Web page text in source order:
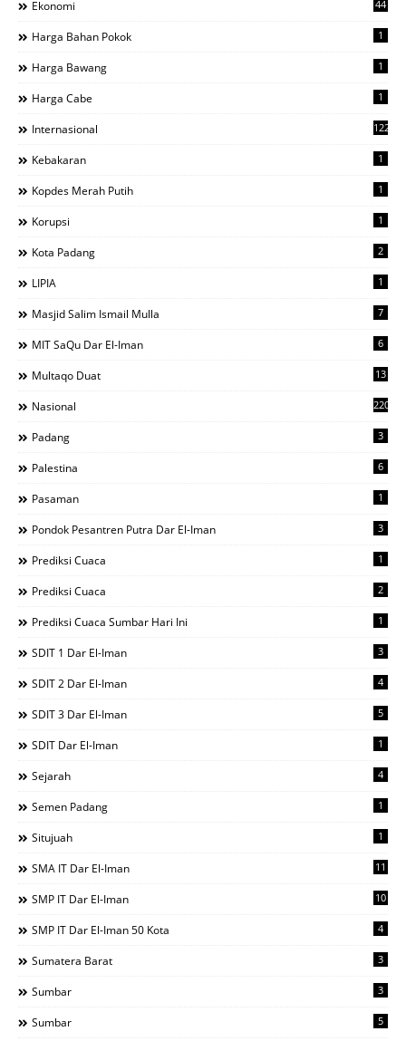
Ekonomi 44
Harga Bahan Pokok 1
Harga Bawang 1
Harga Cabe 1
Internasional 122
Kebakaran 1
Kopdes Merah Putih 1
Korupsi 1
Kota Padang 2
LIPIA 1
Masjid Salim Ismail Mulla 7
MIT SaQu Dar El-Iman 6
Multaqo Duat 13
Nasional 220
Padang 3
Palestina 6
Pasaman 1
Pondok Pesantren Putra Dar El-Iman 3
Prediksi Cuaca 1
Prediksi Cuaca 2
Prediksi Cuaca Sumbar Hari Ini 1
SDIT 1 Dar El-Iman 3
SDIT 2 Dar El-Iman 4
SDIT 3 Dar El-Iman 5
SDIT Dar El-Iman 1
Sejarah 4
Semen Padang 1
Situjuah 1
SMA IT Dar El-Iman 11
SMP IT Dar El-Iman 10
SMP IT Dar El-Iman 50 Kota 4
Sumatera Barat 3
Sumbar 3
Sumbar 5